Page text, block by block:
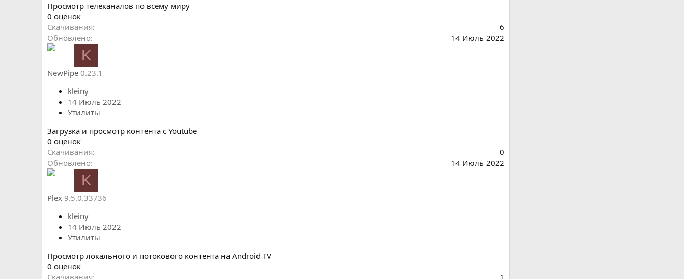
Просмотр телеканалов по всему миру
0
.
0
0
в
0 оценок
Скачивания
6
Обновлено
14 Июль 2022
K
NewPipe 0.23.1
kleiny
14 Июль 2022
Утилиты
Загрузка и просмотр контента с Youtube
0
.
0
0
в
0 оценок
Скачивания
0
Обновлено
14 Июль 2022
K
Plex 9.5.0.33736
kleiny
14 Июль 2022
Утилиты
Просмотр локального и потокового контента на Android TV
0
.
0 оценок